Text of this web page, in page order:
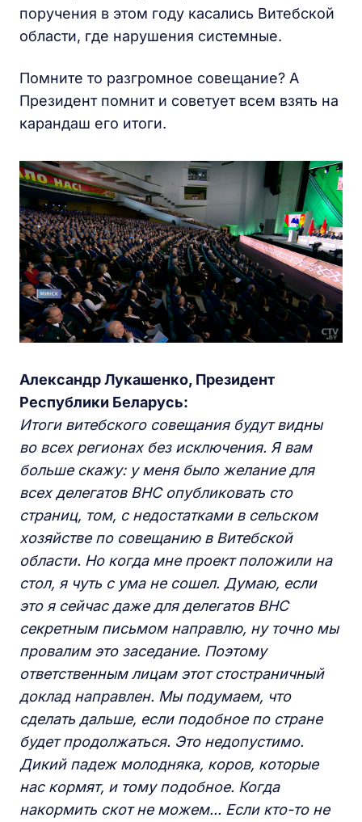
поручения в этом году касались Витебской
области, где нарушения системные.
Помните то разгромное совещание? А
Президент помнит и советует всем взять на
карандаш его итоги.
Александр Лукашенко, Президент
Республики Беларусь:
Итоги витебского совещания будут видны
во всех регионах без исключения. Я вам
больше скажу: у меня было желание для
всех делегатов ВНС опубликовать сто
страниц, том, с недостатками в сельском
хозяйстве по совещанию в Витебской
области. Но когда мне проект положили на
стол, я чуть с ума не сошел. Думаю, если
это я сейчас даже для делегатов ВНС
секретным письмом направлю, ну точно мы
провалим это заседание. Поэтому
ответственным лицам этот стостраничный
доклад направлен. Мы подумаем, что
сделать дальше, если подобное по стране
будет продолжаться. Это недопустимо.
Дикий падеж молодняка, коров, которые
нас кормят, и тому подобное. Когда
накормить скот не можем... Если кто-то не